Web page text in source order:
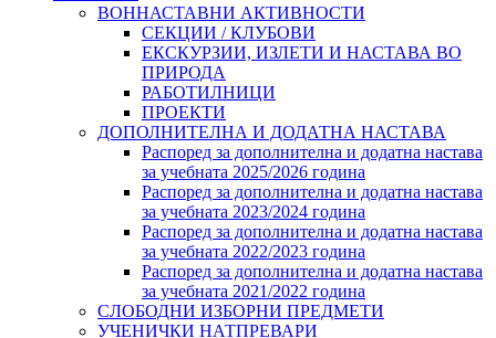
ВОННАСТАВНИ АКТИВНОСТИ
СЕКЦИИ / КЛУБОВИ
ЕКСКУРЗИИ, ИЗЛЕТИ И НАСТАВА ВО
ПРИРОДА
РАБОТИЛНИЦИ
ПРОЕКТИ
ДОПОЛНИТЕЛНА И ДОДАТНА НАСТАВА
Распоред за дополнителна и додатна настава
за учебната 2025/2026 година
Распоред за дополнителна и додатна настава
за учебната 2023/2024 година
Распоред за дополнителна и додатна настава
за учебната 2022/2023 година
Распоред за дополнителна и додатна настава
за учебната 2021/2022 година
СЛОБОДНИ ИЗБОРНИ ПРЕДМЕТИ
УЧЕНИЧКИ НАТПРЕВАРИ